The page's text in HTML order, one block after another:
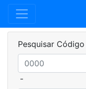
Pesquisar
-